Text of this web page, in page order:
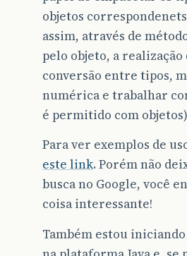
objetos
assim, através de
pelo objeto, a realização
conversão entre tipos,
numérica e trabalhar
é permitido com
Para ver exemplos de
este link. Porém não
busca no Google, você
coisa interessante!
Também estou